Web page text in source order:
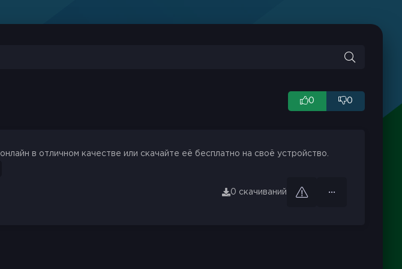
0 0
онлайн в отличном качестве или скачайте её бесплатно на своё устройство.
0 скачиваний